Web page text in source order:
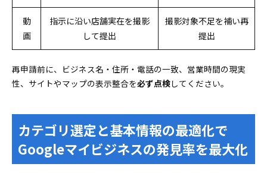
動
画
指示に沿い店舗実在を撮影
して提出
撮影対象不足を補い再
提出
再申請前に、ビジネス名・住所・電話の一致、営業時間の現実
性、サイトやマップの表示整合を必ず点検してください。
カテゴリ選定と基本情報の最適化で
Googleマイビジネスの発見率を最大化